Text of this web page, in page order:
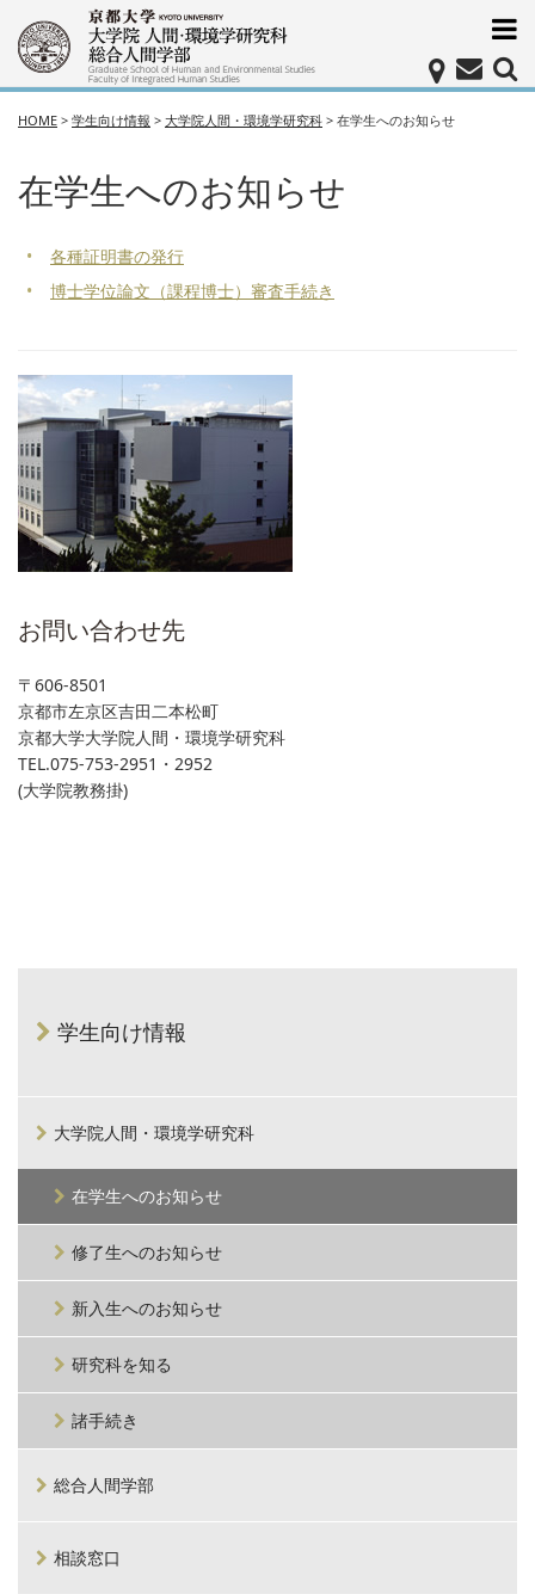
HOME > 学生向け情報 > 大学院人間・環境学研究科 > 在学生へのお知らせ
在学生へのお知らせ
各種証明書の発行
博士学位論文（課程博士）審査手続き
お問い合わせ先
〒606-8501
京都市左京区吉田二本松町
京都大学大学院人間・環境学研究科
TEL.075-753-2951・2952
(大学院教務掛)
学生向け情報
大学院人間・環境学研究科
在学生へのお知らせ
修了生へのお知らせ
新入生へのお知らせ
研究科を知る
諸手続き
総合人間学部
相談窓口